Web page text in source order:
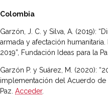
Colombia
Garzón, J. C. y Silva, A. (2019):
armada y afectación
2019”, Fundación Ideas para la
Garzón P. y Suárez, M. (2020):
implementación del Acuerdo de
Paz. Acceder.